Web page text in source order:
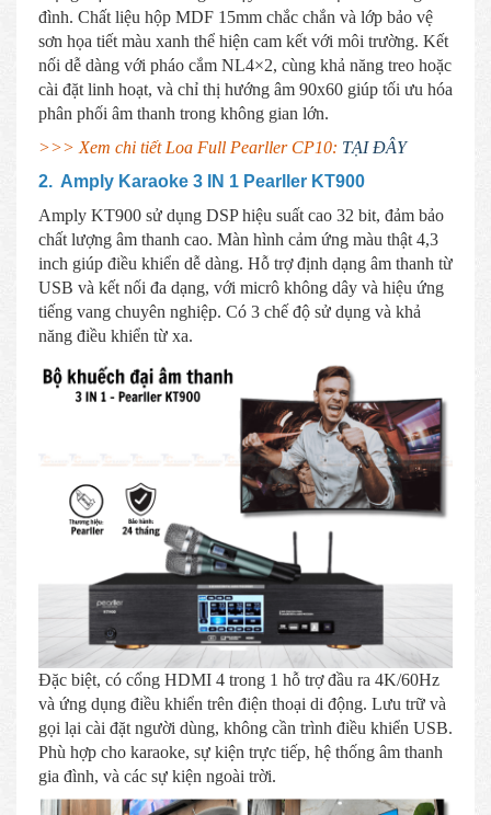
đình. Chất liệu hộp MDF 15mm chắc chắn và lớp bảo vệ
sơn họa tiết màu xanh thể hiện cam kết với môi trường. Kết
nối dễ dàng với pháo cắm NL4×2, cùng khả năng treo hoặc
cài đặt linh hoạt, và chỉ thị hướng âm 90x60 giúp tối ưu hóa
phân phối âm thanh trong không gian lớn.
>>> Xem chi tiết Loa Full Pearller CP10: TẠI ĐÂY
2. Amply Karaoke 3 IN 1 Pearller KT900
Amply KT900 sử dụng DSP hiệu suất cao 32 bit, đảm bảo
chất lượng âm thanh cao. Màn hình cảm ứng màu thật 4,3
inch giúp điều khiển dễ dàng. Hỗ trợ định dạng âm thanh từ
USB và kết nối đa dạng, với micrô không dây và hiệu ứng
tiếng vang chuyên nghiệp. Có 3 chế độ sử dụng và khả
năng điều khiển từ xa.
Đặc biệt, có cổng HDMI 4 trong 1 hỗ trợ đầu ra 4K/60Hz
và ứng dụng điều khiển trên điện thoại di động. Lưu trữ và
gọi lại cài đặt người dùng, không cần trình điều khiển USB.
Phù hợp cho karaoke, sự kiện trực tiếp, hệ thống âm thanh
gia đình, và các sự kiện ngoài trời.